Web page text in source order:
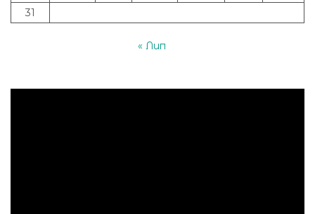
31
« Лип